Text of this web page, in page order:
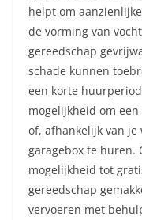
helpt om
de vorming van
gereedschap
schade kunnen
een korte
mogelijkheid om
of, afhankelijk van je
garagebox te huren.
mogelijkheid tot
gereedschap
vervoeren met